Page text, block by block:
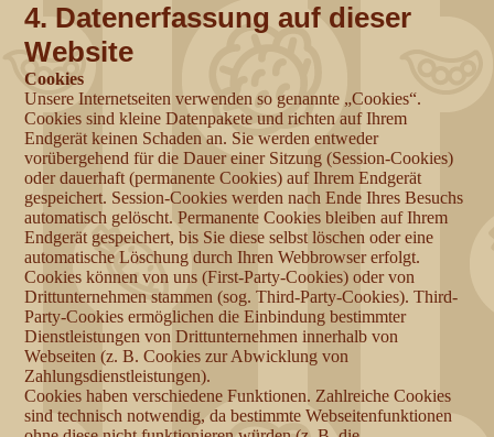
4. Datenerfassung auf dieser
Website
Cookies
Unsere Internetseiten verwenden so genannte „Cookies“.
Cookies sind kleine Datenpakete und richten auf Ihrem
Endgerät keinen Schaden an. Sie werden entweder
vorübergehend für die Dauer einer Sitzung (Session-Cookies)
oder dauerhaft (permanente Cookies) auf Ihrem Endgerät
gespeichert. Session-Cookies werden nach Ende Ihres Besuchs
automatisch gelöscht. Permanente Cookies bleiben auf Ihrem
Endgerät gespeichert, bis Sie diese selbst löschen oder eine
automatische Löschung durch Ihren Webbrowser erfolgt.
Cookies können von uns (First-Party-Cookies) oder von
Drittunternehmen stammen (sog. Third-Party-Cookies). Third-
Party-Cookies ermöglichen die Einbindung bestimmter
Dienstleistungen von Drittunternehmen innerhalb von
Webseiten (z. B. Cookies zur Abwicklung von
Zahlungsdienstleistungen).
Cookies haben verschiedene Funktionen. Zahlreiche Cookies
sind technisch notwendig, da bestimmte Webseitenfunktionen